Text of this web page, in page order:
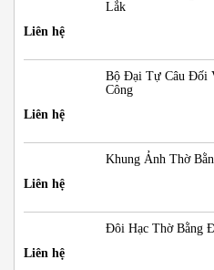
Lắk
Liên hệ
Bộ Đại Tự Câu Đối
Công
Liên hệ
Khung Ảnh Thờ
Liên hệ
Đôi Hạc Thờ Bằng
Liên hệ